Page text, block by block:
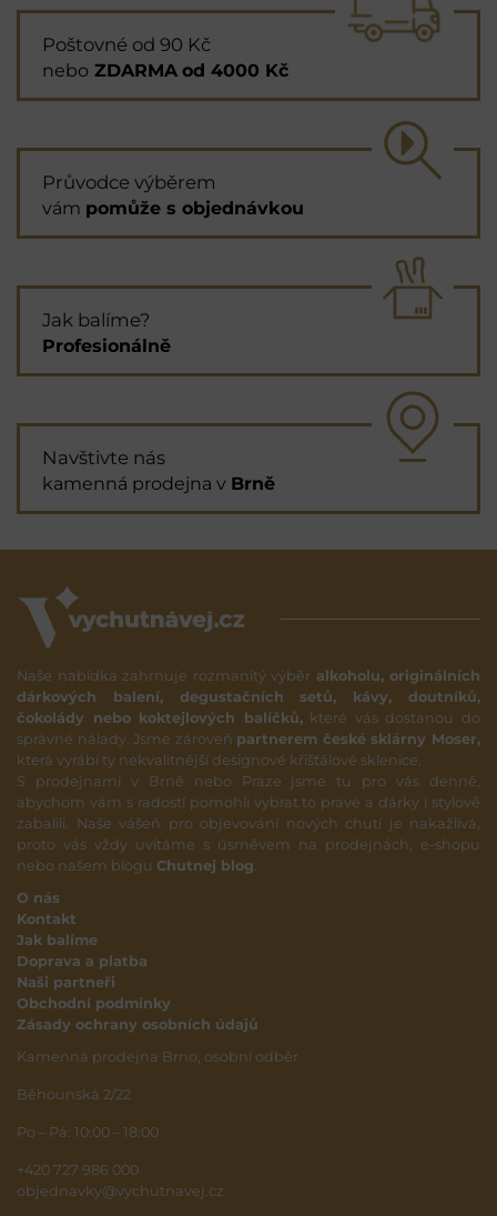
Poštovné od 90 Kč
nebo ZDARMA od 4000 Kč
Průvodce výběrem
vám pomůže s objednávkou
Jak balíme?
Profesionálně
Navštivte nás
kamenná prodejna v Brně
Naše nabídka zahrnuje rozmanitý výběr alkoholu, originálních
dárkových balení, degustačních setů, kávy, doutníků,
čokolády nebo koktejlových balíčků,které vás dostanou do
správné nálady. Jsme zároveň partnerem české sklárny Moser,
která vyrábí ty nekvalitnější designové křišťálové sklenice.
S prodejnami v Brně nebo Praze jsme tu pro vás denně,
abychom vám s radostí pomohli vybrat to pravé a dárky i stylově
zabalili. Naše vášeň pro objevování nových chutí je nakažlivá,
proto vás vždy uvítáme s úsměvem na prodejnách, e-shopu
nebo našem blogu Chutnej blog
O nás
Kontakt
Jak balíme
Doprava a platba
Naši partneři
Obchodní podmínky
Zásady ochrany osobních údajů
Kamenná prodejna Brno, osobní odběr
Běhounská 2/22
Po – Pá: 10:00 – 18:00
+420 727 986 000
objednavky@vychutnavej.cz